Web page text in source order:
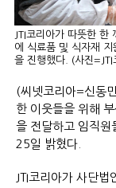
JTI코리아가 따뜻한 한
에 식료품 및 식자재
을 진행했다. (사진=JTI
(씨넷코리아=신동
한 이웃들을 위해
을 전달하고 임직원
25일 밝혔다.
JTI코리아가 사단법